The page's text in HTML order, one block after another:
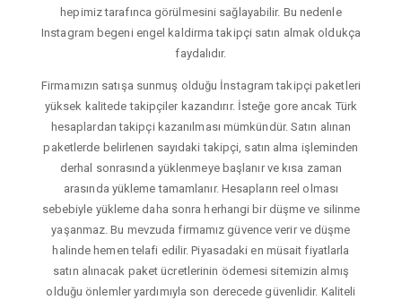
hepimiz tarafınca görülmesini sağlayabilir. Bu nedenle
Instagram begeni engel kaldirma takipçi satın almak oldukça
faydalıdır.
Firmamızın satışa sunmuş olduğu İnstagram takipçi paketleri
yüksek kalitede takipçiler kazandırır. İsteğe gore ancak Türk
hesaplardan takipçi kazanılması mümkündür. Satın alınan
paketlerde belirlenen sayıdaki takipçi, satın alma işleminden
derhal sonrasında yüklenmeye başlanır ve kısa zaman
arasında yükleme tamamlanır. Hesapların reel olması
sebebiyle yükleme daha sonra herhangi bir düşme ve silinme
yaşanmaz. Bu mevzuda firmamız güvence verir ve düşme
halinde hemen telafi edilir. Piyasadaki en müsait fiyatlarla
satın alınacak paket ücretlerinin ödemesi sitemizin almış
olduğu önlemler yardımıyla son derecede güvenlidir. Kaliteli